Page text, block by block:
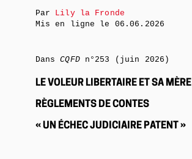
Par Lily la Fronde
Mis en ligne le 06.06.2026
DansCQFDn°253 (juin 2026)
LE VOLEUR LIBERTAIRE ET SA MÈRE
RÈGLEMENTS DE CONTES
« UN ÉCHEC JUDICIAIRE PATENT »